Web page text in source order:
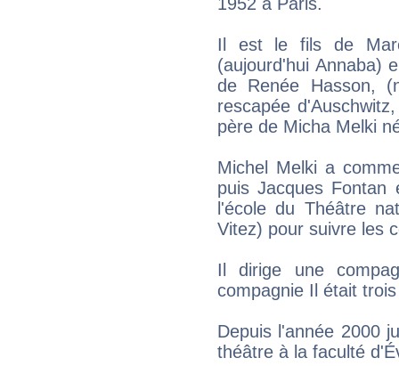
1952 à Paris.
Il est le fils de
(aujourd'hui Annaba)
de Renée Hasson,
rescapée
père de Micha Melki
Michel Melki a
puis Jacques
l'école du Théâtre
Vitez) pour suivre les
Il dirige une
compagnie Il était
Depuis l'année 2000
théâtre à la faculté